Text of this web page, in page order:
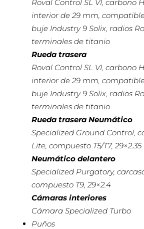
Roval Control SL VI, carbono
interior de 29 mm,
buje Industry 9 Solix, radios
terminales de titanio
Rueda trasera
Roval Control SL VI, carbono
interior de 29 mm,
buje Industry 9 Solix, radios
terminales de titanio
Rueda trasera Neumático
Specialized Ground Control,
Lite, compuesto T5/T7, 29×2.35
Neumático delantero
Specialized Purgatory,
compuesto T9, 29×2.4
Cámaras interiores
Cámara Specialized Turbo
Puños